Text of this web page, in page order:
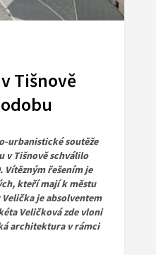
Tišnově
urbanistické soutěže
v Tišnově schválilo
Vítězným řešením je
kteří mají k městu
je absolventem
Veličková zde vloni
architektura v rámci